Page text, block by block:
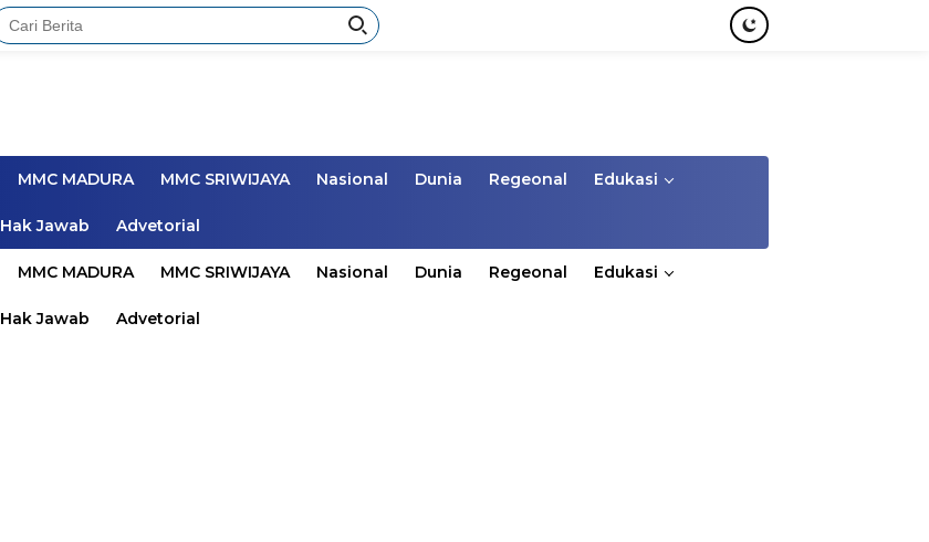
MMC MADURA MMC SRIWIJAYA Nasional Dunia Regeonal Edukasi
Hak Jawab Advetorial
MMC MADURA MMC SRIWIJAYA Nasional Dunia Regeonal Edukasi
Hak Jawab Advetorial